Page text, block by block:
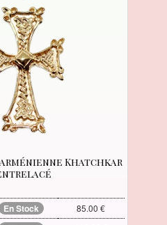
Khatchkar
En Stock
85.00 €